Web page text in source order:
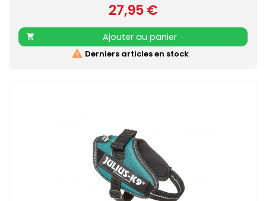
avec velcro et boucle rapide - S’attache à la laisse grâce
à 2 anneaux D métal, ce qui apporte une sécurité
supplémentaire
Prix
27,95 €

Ajouter au panier
 Derniers articles en stock